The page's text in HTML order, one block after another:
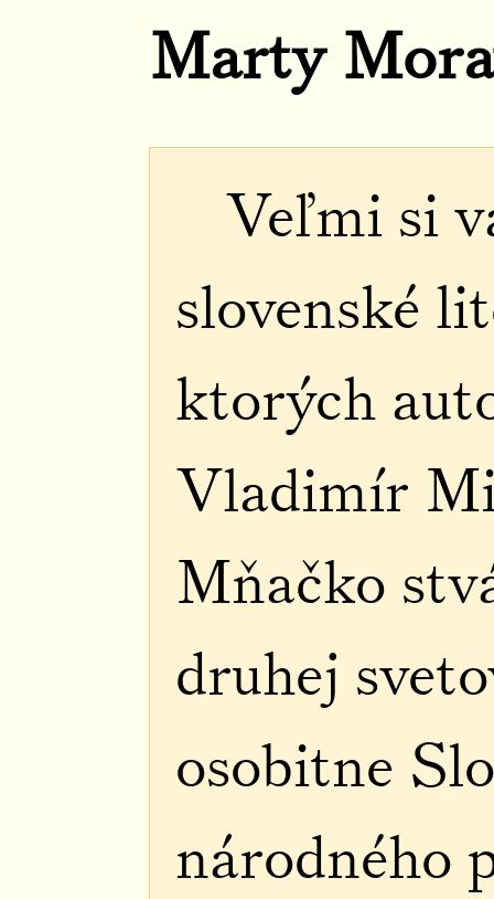
Marty
Veľmi si
slovenské
ktorých
Vladimír
Mňačko
druhej
osobitne
národného